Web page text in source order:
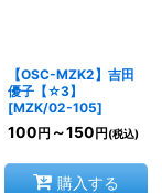
【OSC-MZK2】吉田
優子【☆3】
[MZK/02-105]
100 円 ～150 円 (税込)
購入する